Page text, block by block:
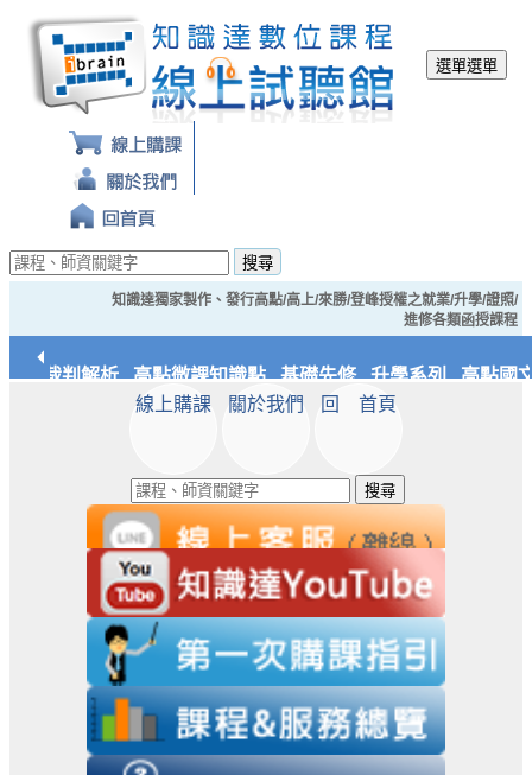
選單選單
搜尋
知識達獨家製作、發行高點/高上/來勝/登峰授權之就業/升學/證照/
進修各類函授課程
典裁判解析 高點微課知識點 基礎先修 升學系列 高點國文
知識達文化
線上購課 關於我們 回 首頁
搜尋